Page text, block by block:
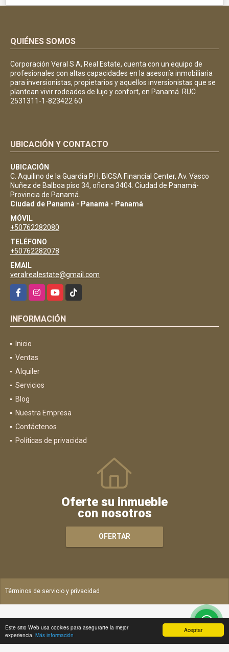
Aceptar
Este sitio Web usa cookies para asegurarte la mejor
experiencia. Más información
QUIÉNES SOMOS
Corporación Veral S A, Real Estate, cuenta con un equipo de
profesionales con altas capacidades en la asesoría inmobiliaria
para inversionistas, propietarios y aquellos inversionistas que se
plantean vivir rodeados de lujo y confort, en Panamá. RUC
2531311-1-823422 60
UBICACIÓN Y CONTACTO
UBICACIÓN
C. Aquilino de la Guardia P.H. BICSA Financial Center, Av. Vasco
Nuñez de Balboa piso 34, oficina 3404. Ciudad de Panamá-
Provincia de Panamá.
Ciudad de Panamá - Panamá - Panamá
MÓVIL
+50762282080
TELÉFONO
+50762282078
EMAIL
veralrealestate@gmail.com
FacebookInstagramYouTubeTikTok
INFORMACIÓN
Inicio
Ventas
Alquiler
Servicios
Blog
Nuestra Empresa
Contáctenos
Políticas de privacidad
Oferte su inmueble
con nosotros
OFERTAR
Términos de servicio y privacidad